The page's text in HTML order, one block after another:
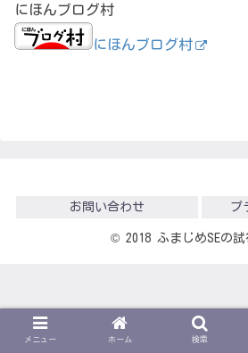
にほんブログ村
にほんブログ村
お問い合わせ プ
© 2018 ふまじめSEの試
メニュー ホーム 検索